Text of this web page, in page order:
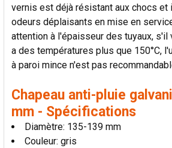
vernis est déjà résistant aux chocs et
odeurs déplaisants en mise en
attention à l'épaisseur des tuyaux, s'il
a des températures plus que 150°C,
à paroi mince n'est pas
Chapeau anti-pluie
mm - Spécifications
Diamètre: 135-139 mm
Couleur: gris